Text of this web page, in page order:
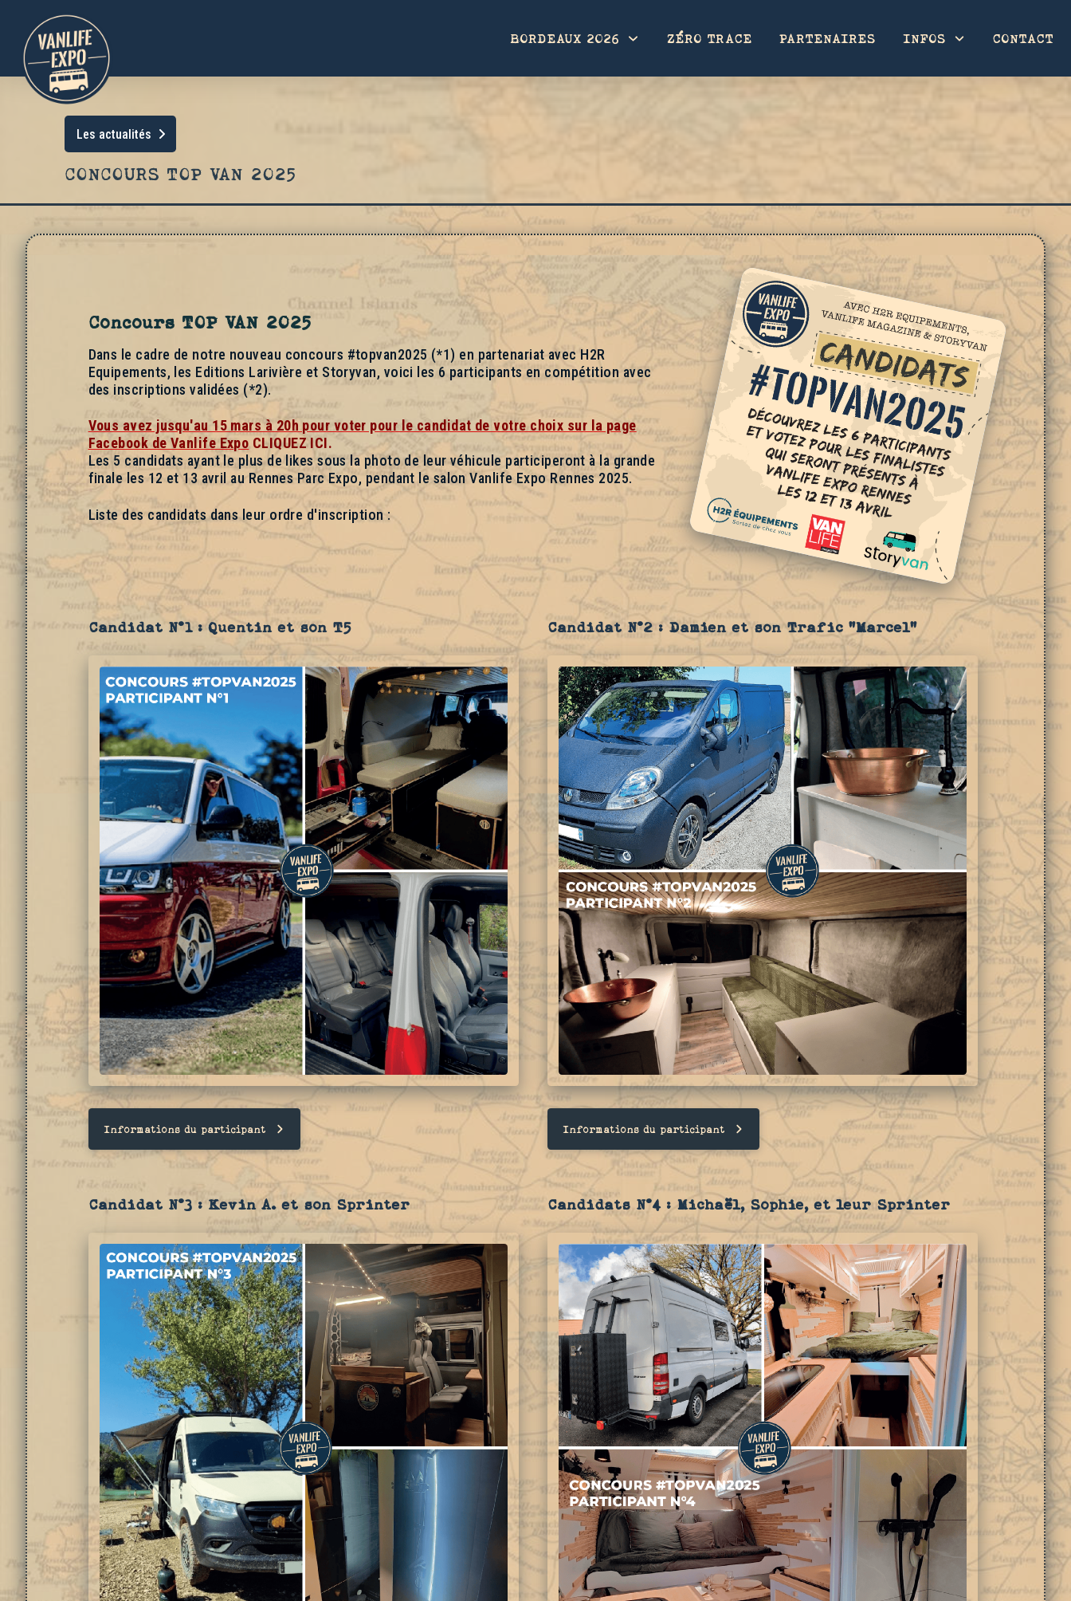
BORDEAUX 2026 ZÉRO TRACE PARTENAIRES INFOS CONTACT
Les actualités
CONCOURS TOP VAN 2025
Concours TOP VAN 2025
Dans le cadre de notre nouveau concours #topvan2025 (*1) en partenariat avec H2R
Equipements, les Editions Larivière et Storyvan, voici les 6 participants en compétition avec
des inscriptions validées (*2).
Vous avez jusqu'au 15 mars à 20h pour voter pour le candidat de votre choix sur la page
Facebook de Vanlife Expo CLIQUEZ ICI.
Les 5 candidats ayant le plus de likes sous la photo de leur véhicule participeront à la grande
finale les 12 et 13 avril au Rennes Parc Expo, pendant le salon Vanlife Expo Rennes 2025.
Liste des candidats dans leur ordre d'inscription :
Candidat N°1 : Quentin et son T5
Informations du participant
Candidat N°2 : Damien et son Trafic "Marcel"
Informations du participant
Candidat N°3 : Kevin A. et son Sprinter Candidats N°4 : Michaël, Sophie, et leur Sprinter